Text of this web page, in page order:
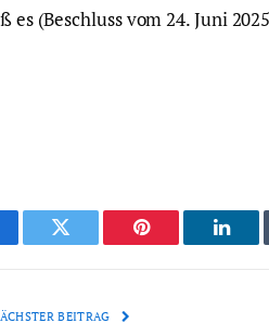
(Beschluss vom 24. Juni
Twitter Pinterest
BEITRAG